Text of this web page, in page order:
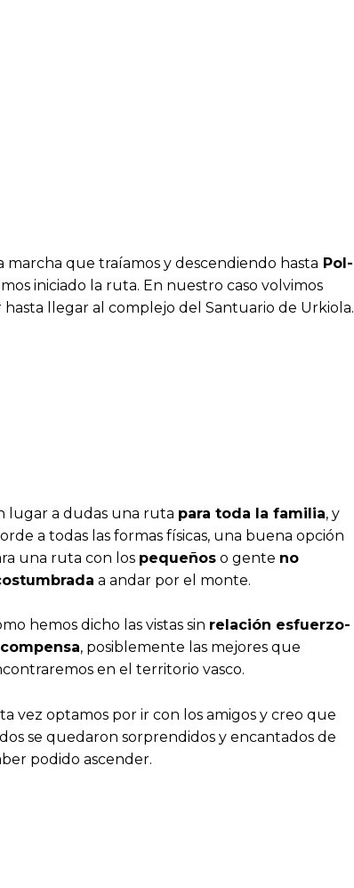
que traíamos y descendiendo hasta Pol-
iniciado la ruta. En nuestro caso volvimos
llegar al complejo del Santuario de Urkiola.
lugar a dudas una ruta para toda la familia, y
a todas las formas físicas, una buena opción
una ruta con los pequeñoso gente no
a andar por el monte.
hemos dicho las vistas sin relación esfuerzo-
, posiblemente las mejores que
en el territorio vasco.
vez optamos por ir con los amigos y creo que
se quedaron sorprendidos y encantados de
podido ascender.